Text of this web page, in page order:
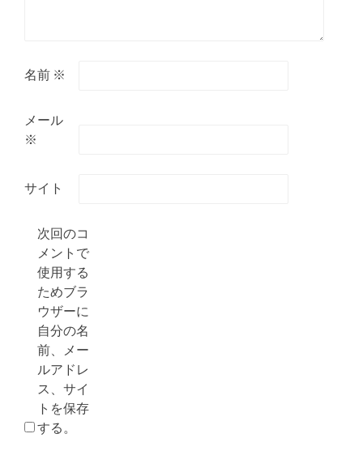
名前 ※
メール
※
サイト
次回のコ
メントで
使用する
ためブラ
ウザーに
自分の名
前、メー
ルアドレ
ス、サイ
トを保存
する。